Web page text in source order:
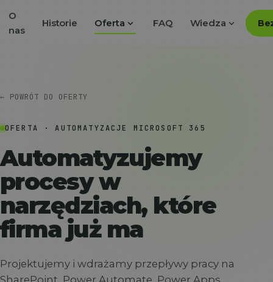
O
nas
Historie Oferta expand_more FAQ Wiedza expand_more
← POWRÓT DO OFERTY
OFERTA · AUTOMATYZACJE MICROSOFT 365
Automatyzujemy
procesy w
narzędziach, które
firma już ma
Projektujemy i wdrażamy przepływy pracy na
SharePoint, Power Automate, Power Apps,